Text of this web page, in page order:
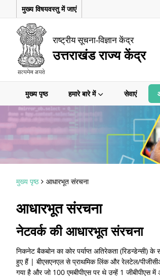
मुख्य विषयवस्तु में जाएं
राष्ट्रीय सूचना-विज्ञान केंद्र
उत्तराखंड राज्य केंद्र
मुख्य पृष्ठ हमारे बारे में सेवाएं
मुख्य पृष्ठ आधारभूत संरचना
आधारभूत संरचना
नेटवर्क की आधारभूत संरचना
निकनेट बैकबोन का कोर पर्याप्त अतिरेकता
हुए हैं | बीएसएनएल से प्राथमिक लिंक और रेलटेल/
गया है और जो 100 एमबीपीएस पर थे उन्हें 1 जीबीपीएस में